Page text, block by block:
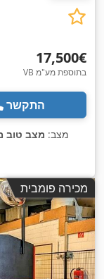
‏17,500 ‏€
VB בתוספת מע"מ
התקשר
מצב: מצב טוב
מכירה פומבית